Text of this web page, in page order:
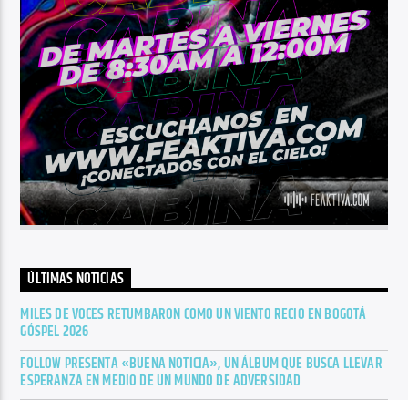
ÚLTIMAS NOTICIAS
MILES DE VOCES RETUMBARON COMO UN VIENTO RECIO EN BOGOTÁ
GÓSPEL 2026
FOLLOW PRESENTA «BUENA NOTICIA», UN ÁLBUM QUE BUSCA LLEVAR
ESPERANZA EN MEDIO DE UN MUNDO DE ADVERSIDAD